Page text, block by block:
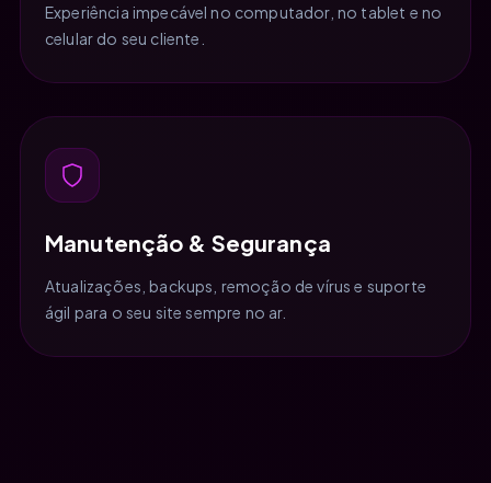
Experiência impecável no computador, no tablet e no
celular do seu cliente.
Manutenção & Segurança
Atualizações, backups, remoção de vírus e suporte
ágil para o seu site sempre no ar.